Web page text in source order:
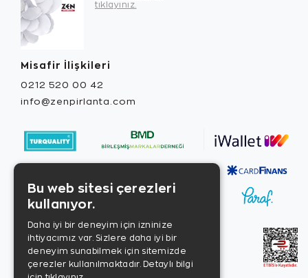
tıklayınız.
Misafir İlişkileri
0212 520 00 42
info@zenpirlanta.com
Bu web sitesi çerezleri
kullanıyor.
Daha iyi bir deneyim için izninize
ihtiyacımız var. Sizlere daha iyi bir
deneyim sunabilmek için sitemizde
çerezler kullanılmaktadır. Detaylı bilgi